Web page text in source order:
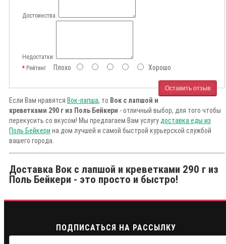
Достоинства:
Недостатки:
РейтингПлохо Хорошо
Оставить отзыв
Если Вам нравятся Вок-лапша, то Вок с лапшой и
креветками 290 г из Поль Бейкери - отличный выбор, для того чтобы
перекусить со вкусом! Мы предлагаем Вам услугу доставка еды из
Поль Бейкери на дом лучшей и самой быстрой курьерской службой
вашего города.
Доставка Вок с лапшой и креветками 290 г из
Поль Бейкери - это просто и быстро!
ПОДПИСАТЬСЯ НА РАССЫЛКУ